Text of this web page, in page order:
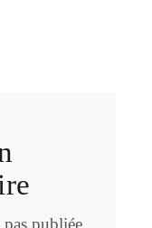
pas publiée.